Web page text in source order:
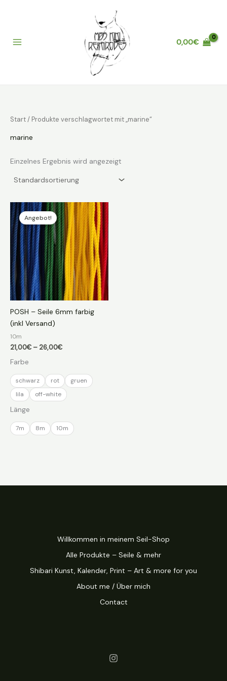
0,00€
Start/ Produkte verschlagwortet mit „marine“
marine
Einzelnes Ergebnis wird angezeigt
Angebot!
POSH – Seile 6mm farbig
(inkl Versand)
10m
21,00€ – 26,00€Preisspanne:
Farbe
schwarz rot
gruen
lila
off-white
Länge
7m 8m 10m
Willkommen in meinem Seil-Shop
Alle Produkte – Seile & mehr
Shibari Kunst, Kalender, Print – Art & more for you
About me / Über mich
Contact